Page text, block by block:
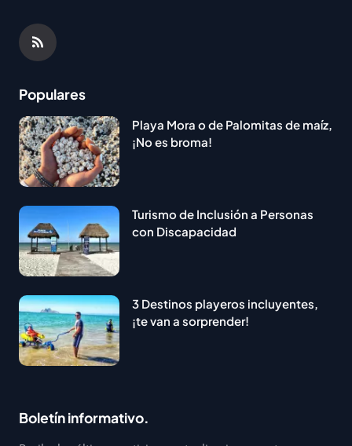
Populares
Playa Mora o de Palomitas de maíz,
¡No es broma!
Turismo de Inclusión a Personas
con Discapacidad
3 Destinos playeros incluyentes,
¡te van a sorprender!
Boletín informativo.